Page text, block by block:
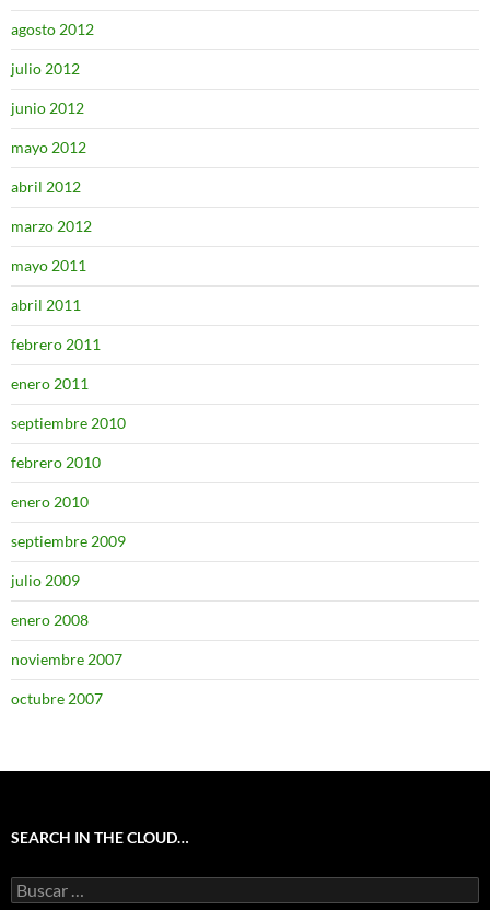
agosto 2012
julio 2012
junio 2012
mayo 2012
abril 2012
marzo 2012
mayo 2011
abril 2011
febrero 2011
enero 2011
septiembre 2010
febrero 2010
enero 2010
septiembre 2009
julio 2009
enero 2008
noviembre 2007
octubre 2007
SEARCH IN THE CLOUD…
Buscar: